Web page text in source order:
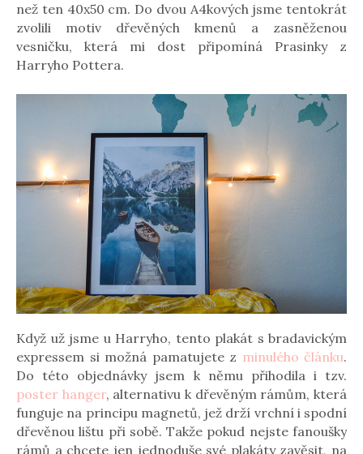
než ten 40x50 cm. Do dvou A4kových jsme tentokrát
zvolili motiv dřevěných kmenů a zasněženou
vesničku, která mi dost připomíná Prasinky z
Harryho Pottera.
Když už jsme u Harryho, tento plakát s bradavickým
expressem si možná pamatujete z minulého článku.
Do této objednávky jsem k němu přihodila i tzv.
poster hanger, alternativu k dřevěným rámům, která
funguje na principu magnetů, jež drží vrchní i spodní
dřevěnou lištu při sobě. Takže pokud nejste fanoušky
rámů a chcete jen jednoduše své plakáty zavěsit, na